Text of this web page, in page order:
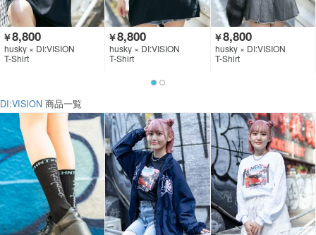
￥8,800
husky × DI:VISION
T-Shirt
￥8,800
husky × DI:VISION
T-Shirt
￥8,800
husky × DI:VISION
T-Shirt
DI:VISION 商品一覧